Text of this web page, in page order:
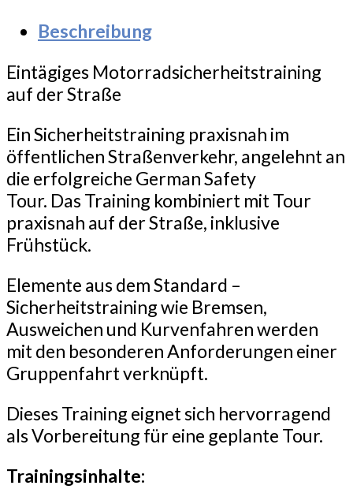
Beschreibung
Eintägiges Motorradsicherheitstraining
auf der Straße
Ein Sicherheitstraining praxisnah im
öffentlichen Straßenverkehr, angelehnt an
die erfolgreiche German Safety
Tour. Das Training kombiniert mit Tour
praxisnah auf der Straße, inklusive
Frühstück.
Elemente aus dem Standard –
Sicherheitstraining wie Bremsen,
Ausweichen und Kurvenfahren werden
mit den besonderen Anforderungen einer
Gruppenfahrt verknüpft.
Dieses Training eignet sich hervorragend
als Vorbereitung für eine geplante Tour.
Trainingsinhalte: